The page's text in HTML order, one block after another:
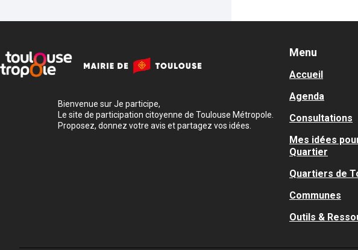
Bienvenue sur Je participe,
Le site de participation citoyenne de Toulouse Métropole.
Proposez, donnez votre avis et partagez vos idées.
Menu
Accueil
Agenda
Consultations
Mes idées
Quartier
Quartiers de
Communes
Outils &